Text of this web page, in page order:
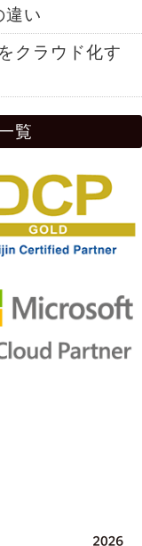
違い
クラウド化す
覧